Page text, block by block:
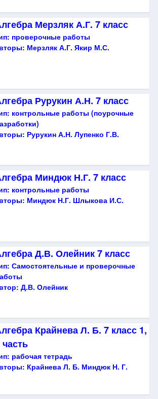
Мерзляк А.Г. 7 класс
проверочные работы
Мерзляк А.Г. Якир М.С.
Рурукин А.Н. 7 класс
контрольные работы (поурочные
Рурукин А.Н. Лупенко Г.В.
Миндюк Н.Г. 7 класс
контрольные работы
Миндюк Н.Г. Шлыкова И.С.
Д.В. Олейник 7 класс
Самостоятельные и проверочные
Д.В. Олейник
Крайнева Л. Б. 7 класс 1,
часть
рабочая тетрадь
Крайнева Л. Б. Миндюк Н. Г.